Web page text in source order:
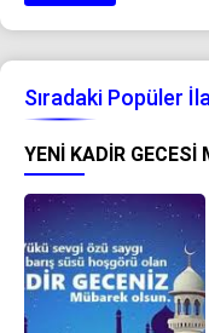
Sıradaki Popüler
YENI KADIR